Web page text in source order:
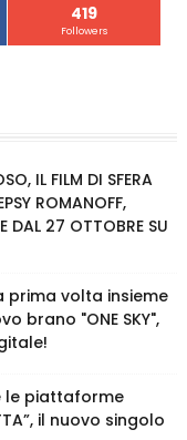
419
Followers
IL FILM DI SFERA
ROMANOFF,
DAL 27 OTTOBRE SU
prima volta insieme
brano "ONE SKY",
le piattaforme
il nuovo singolo